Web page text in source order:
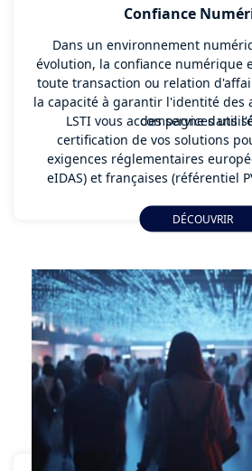
Confiance
Dans un environnement
évolution, la confiance numérique
toute transaction ou relation
la capacité à garantir l'identité des
des services
LSTI vous accompagne dans
certification de vos solutions
exigences réglementaires
eIDAS) et françaises (référentiel
d'identité à
DÉCOUVRIR